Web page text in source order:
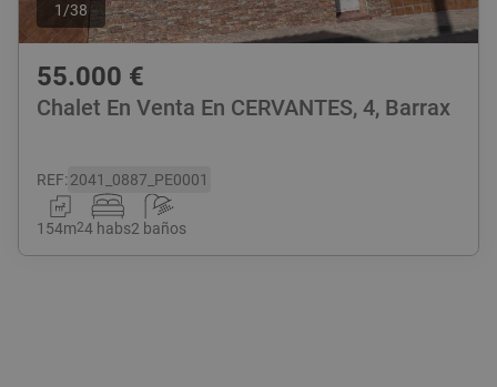
1 /38
55.000 €
Chalet En Venta En CERVANTES, 4, Barrax
REF:2041_0887_PE0001
154m24 habs2 baños